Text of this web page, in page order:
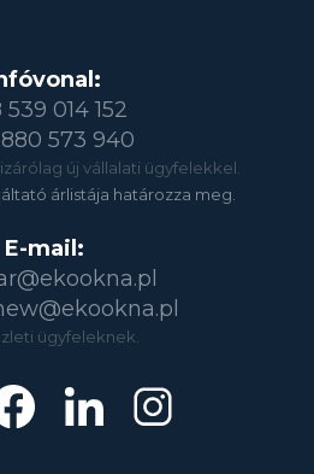
539 014 152
573 940
új vállalati ügyfelekkel.
árlistája határozza meg.
E-mail:
ügyfeleknek.